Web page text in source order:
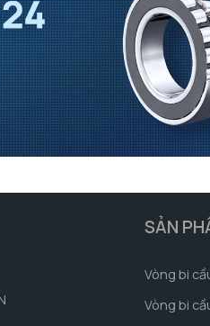
SẢN
Vòng bi
Vòng bi